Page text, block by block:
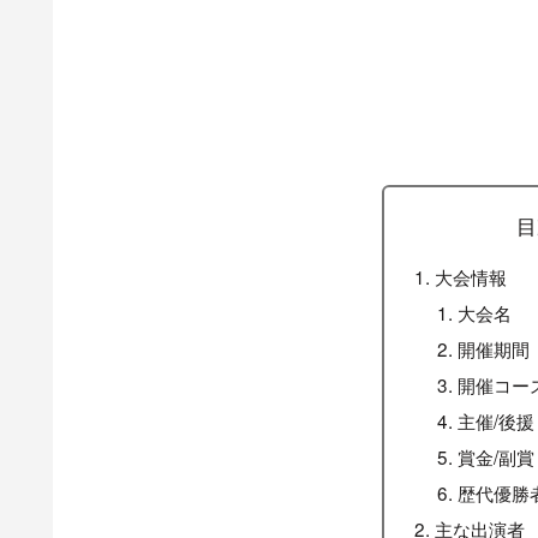
大会情報
大会名
開催期間
開催コー
主催/後援
賞金/副賞
歴代優勝
主な出演者